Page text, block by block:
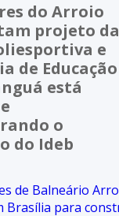
do Arroio
projeto da
e
de Educação
está
o
do Ideb